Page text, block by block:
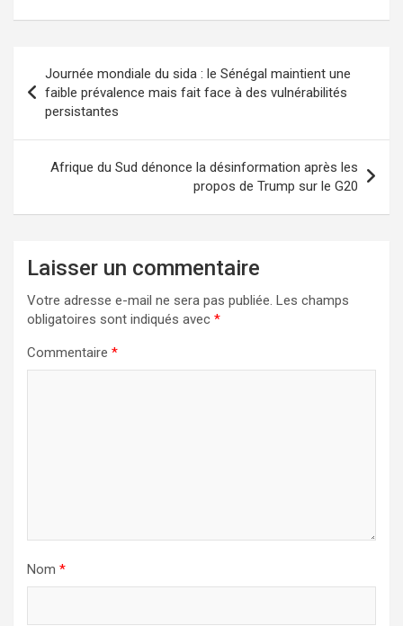
Journée mondiale du sida : le Sénégal maintient une
faible prévalence mais fait face à des vulnérabilités
persistantes
Afrique du Sud dénonce la désinformation après les
propos de Trump sur le G20
Laisser un commentaire
Votre adresse e-mail ne sera pas publiée. Les champs
obligatoires sont indiqués avec *
Commentaire *
Nom *